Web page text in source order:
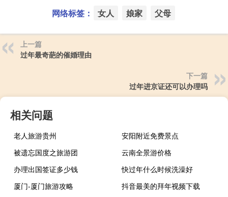
网络标签： 女人 娘家 父母
上一篇
过年最奇葩的催婚理由
下一篇
过年进京证还可以办理吗
相关问题
老人旅游贵州
安阳附近免费景点
被遗忘国度之旅游团
云南全景游价格
办理出国签证多少钱
快过年什么时候洗澡好
厦门-厦门旅游攻略
抖音最美的拜年视频下载